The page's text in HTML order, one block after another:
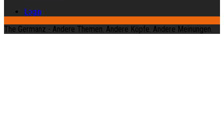
Login
The Germanz - Andere Themen. Andere Köpfe. Andere Meinungen.